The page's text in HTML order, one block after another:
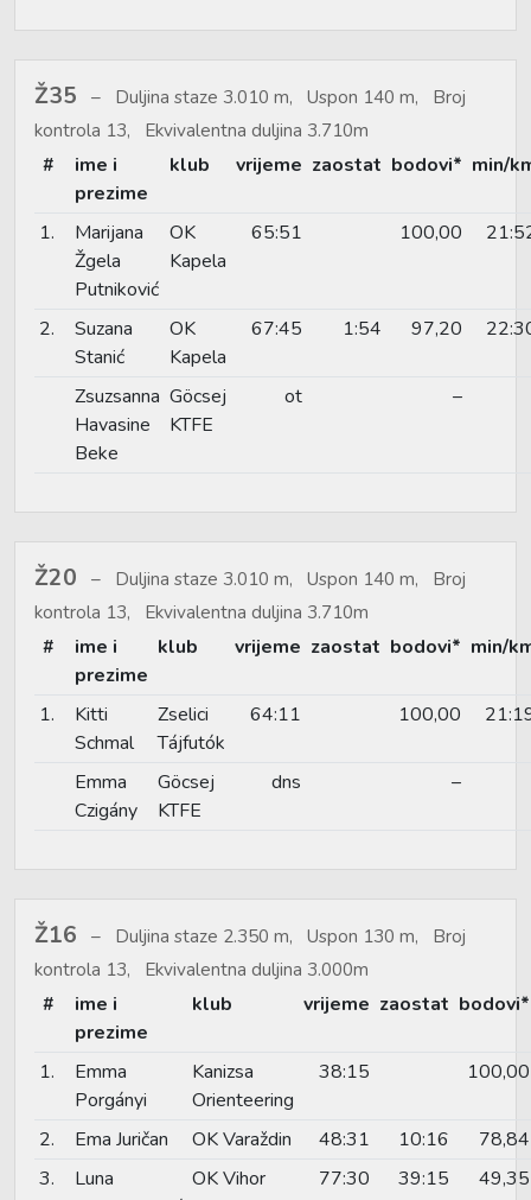
Ž35
Duljina staze 3.010 m, Uspon 140 m, Broj
kontrola 13, Ekvivalentna duljina 3.710m
#
ime i
prezime
klub vrijeme zaostat bodovi* min/
1.
Marijana
Žgela
Putniković
OK
Kapela
65:51 100,00
2.
Suzana
Stanić
OK
Kapela
67:45 1:54 97,20
Zsuzsanna
Havasine
Beke
Göcsej
KTFE
ot –
Ž20
Duljina staze 3.010 m, Uspon 140 m, Broj
kontrola 13, Ekvivalentna duljina 3.710m
#
ime i
prezime
klub vrijeme zaostat bodovi* min/
1.
Kitti
Schmal
Zselici
Tájfutók
64:11 100,00
Emma
Czigány
Göcsej
KTFE
dns –
Ž16
Duljina staze 2.350 m, Uspon 130 m, Broj
kontrola 13, Ekvivalentna duljina 3.000m
#
ime i
prezime
klub vrijeme zaostat bodovi*
1.
Emma
Porgányi
Kanizsa
Orienteering
38:15 100,00
2. Ema Juričan OK Varaždin 48:31 10:16
78,84
3.
Luna
OK Vihor 77:30 39:15 49,35